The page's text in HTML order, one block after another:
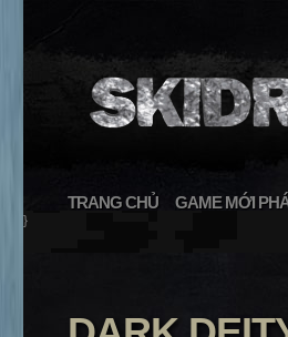
TRANG CHỦ GAME MỚI
}